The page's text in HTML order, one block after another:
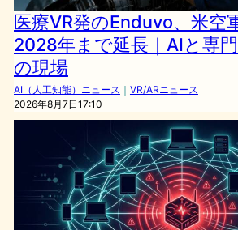
医療VR発のEnduvo、米空
2028年まで延長｜AIと専
の現場
AI（人工知能）ニュース ｜ VR/ARニュース
2026年8月7日17:10